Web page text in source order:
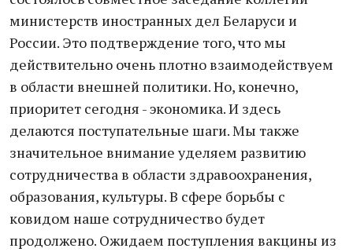
министерств иностранных дел Беларуси и
России. Это подтверждение того, что мы
действительно очень плотно взаимодействуем
в области внешней политики. Но, конечно,
приоритет сегодня - экономика. И здесь
делаются поступательные шаги. Мы также
значительное внимание уделяем развитию
сотрудничества в области здравоохранения,
образования, культуры. В сфере борьбы с
ковидом наше сотрудничество будет
продолжено. Ожидаем поступления вакцины из